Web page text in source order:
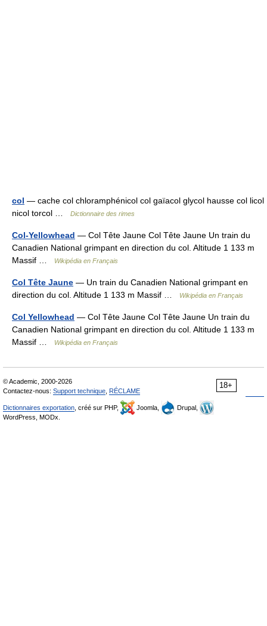
col — cache col chloramphénicol col gaïacol glycol hausse col licol
nicol torcol …
Dictionnaire des rimes
Col-Yellowhead — Col Tête Jaune Col Tête Jaune Un train du
Canadien National grimpant en direction du col. Altitude 1 133 m
Massif …
Wikipédia en Français
Col Tête Jaune — Un train du Canadien National grimpant en
direction du col. Altitude 1 133 m Massif …
Wikipédia en Français
Col Yellowhead — Col Tête Jaune Col Tête Jaune Un train du
Canadien National grimpant en direction du col. Altitude 1 133 m
Massif …
Wikipédia en Français
18+
© Academic, 2000-2026
Contactez-nous: Support technique RÉCLAME
Dictionnaires exportation , créé sur PHP, Joomla,
Drupal,
WordPress, MODx.